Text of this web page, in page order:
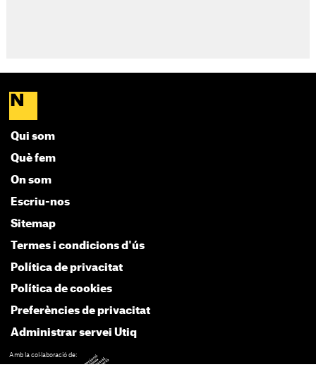
Qui som
Què fem
On som
Escriu-nos
Sitemap
Termes i condicions d'ús
Política de privacitat
Política de cookies
Preferències de privacitat
Administrar servei Utiq
Amb la col·laboració de: